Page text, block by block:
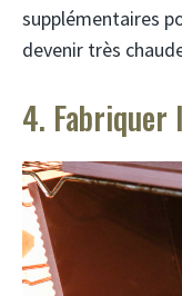
supplémentaires
devenir très
4. Fabriquer